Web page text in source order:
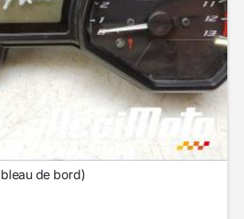
de bord)